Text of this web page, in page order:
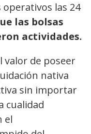
las 24
las bolsas
actividades.
valor de poseer
nativa
sin importar
cualidad
el